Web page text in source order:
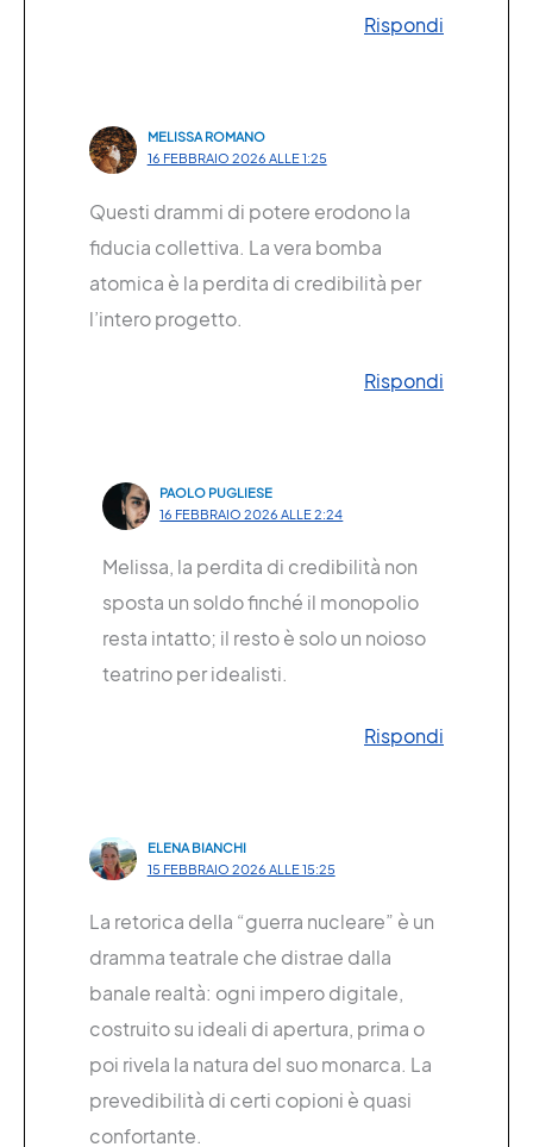
Rispondi
MELISSA ROMANO
16 FEBBRAIO 2026 ALLE 1:25
Questi drammi di potere erodono la
fiducia collettiva. La vera bomba
atomica è la perdita di credibilità per
l’intero progetto.
Rispondi
PAOLO PUGLIESE
16 FEBBRAIO 2026 ALLE 2:24
Melissa, la perdita di credibilità non
sposta un soldo finché il monopolio
resta intatto; il resto è solo un noioso
teatrino per idealisti.
Rispondi
ELENA BIANCHI
15 FEBBRAIO 2026 ALLE 15:25
La retorica della “guerra nucleare” è un
dramma teatrale che distrae dalla
banale realtà: ogni impero digitale,
costruito su ideali di apertura, prima o
poi rivela la natura del suo monarca. La
prevedibilità di certi copioni è quasi
confortante.